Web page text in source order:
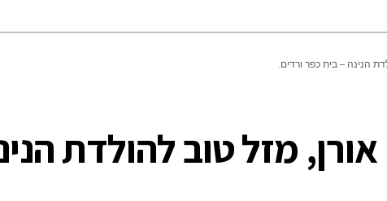
הנינה – בית כפר ורדים.
מזל טוב להולדת